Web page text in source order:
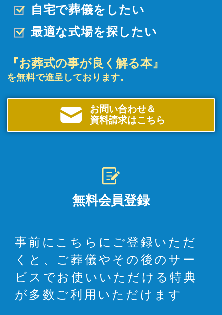
自宅で葬儀をしたい
最適な式場を探したい
『お葬式の事が良く解る本』
を無料で進呈しております。
お問い合わせ＆
資料請求はこちら
無料会員登録
事前にこちらにご登録いただ
くと、ご葬儀やその後のサー
ビスでお使いいただける特典
が多数ご利用いただけます